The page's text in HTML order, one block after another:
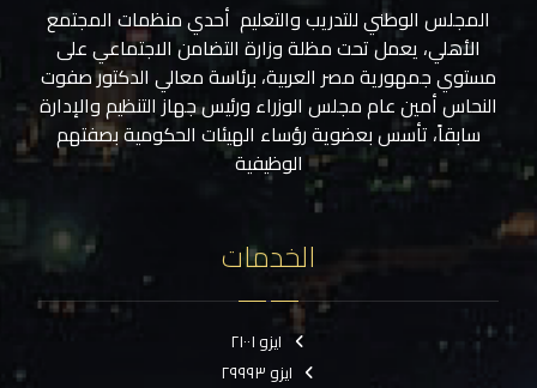
المجلس الوطني للتدريب والتعليم أحدي منظمات المجتمع
الأهلي، يعمل تحت مظلة وزارة التضامن الاجتماعي على
مستوي جمهورية مصر العربية، برئاسة معالي الدكتور صفوت
النحاس أمين عام مجلس الوزراء ورئيس جهاز التنظيم والإدارة
سابقاً، تأسس بعضوية رؤساء الهيئات الحكومية بصفتهم
الوظيفية
الخدمات
ايزو ٢١٠٠١
ايزو ٢٩٩٩٣